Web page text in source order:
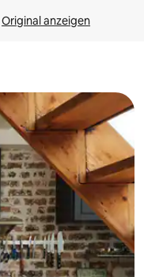
Original anzeigen